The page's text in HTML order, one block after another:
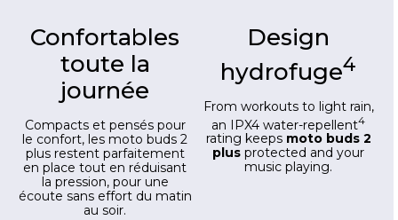
Confortables
toute la
journée
Compacts et pensés pour
le confort, les moto buds 2
plus restent parfaitement
en place tout en réduisant
la pression, pour une
écoute sans effort du matin
au soir.
Design
hydrofuge4
From workouts to light rain,
an IPX4 water-repellent4
rating keeps moto buds 2
plus protected and your
music playing.